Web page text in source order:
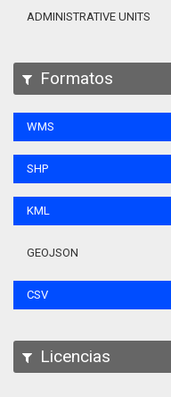
ADMINISTRATIVE UNITS
Formatos
WMS
SHP
KML
GEOJSON
CSV
Licencias